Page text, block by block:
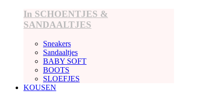
In SCHOENTJES &
SANDAALTJES
Sneakers
Sandaaltjes
BABY SOFT
BOOTS
SLOEFJES
KOUSEN